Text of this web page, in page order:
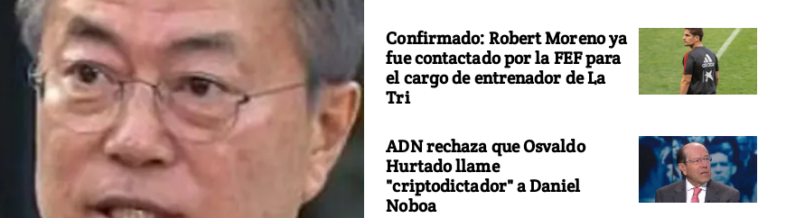
Confirmado: Robert Moreno ya
fue contactado por la FEF para
el cargo de entrenador de La
Tri
ADN rechaza que Osvaldo
Hurtado llame
"criptodictador" a Daniel
Noboa